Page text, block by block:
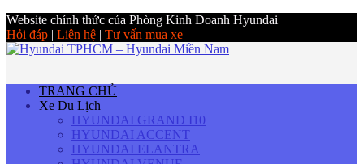
Website chính thức của Phòng Kinh Doanh Hyundai
Hỏi đáp | Liên hệ | Tư vấn mua xe
TRANG CHỦ
Xe Du Lịch
HYUNDAI GRAND I10
HYUNDAI ACCENT
HYUNDAI ELANTRA